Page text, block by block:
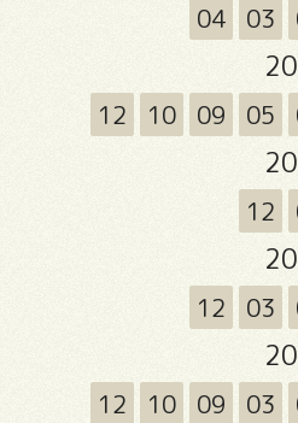
04
03
12 10 09 05
12
12 03
12 10 09 03